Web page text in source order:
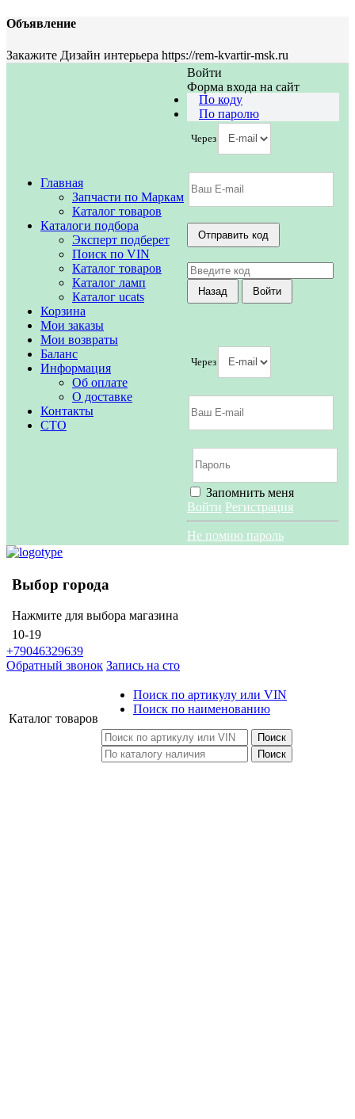
Объявление
Закажите Дизайн интерьера https://rem-kvartir-msk.ru
Главная
Запчасти по Маркам
Каталог товаров
Каталоги подбора
Эксперт подберет
Поиск по VIN
Каталог товаров
Каталог ламп
Каталог ucats
Корзина
Мои заказы
Мои возвраты
Баланс
Информация
Об оплате
О доставке
Контакты
СТО
Войти
Форма входа на сайт
По коду
По паролю
Через
Через
Запомнить меня
Войти Регистрация
Не помню пароль
Выбор города
Нажмите для выбора магазина
10-19
+79046329639
Обратный звонок Запись на сто
Каталог товаров
Поиск по артикулу или VIN
Поиск по наименованию
Поиск
Поиск